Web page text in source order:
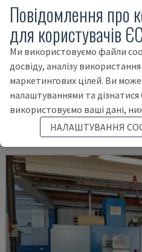
MYNX 550
DAEWOO - ВЕРТИКАЛЬНИЙ
ІТАЛІЯ 2003
Повідомлення про
для користувачів ЄС
Ми використовуємо файли
досвіду, аналізу
маркетингових цілей. Ви
налаштуваннями та
використовуємо ваші дані,
НАЛАШТУВАННЯ